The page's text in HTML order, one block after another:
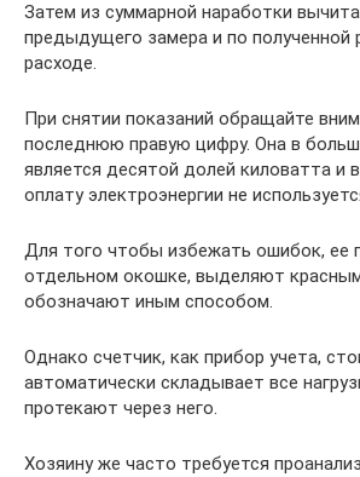
Затем из суммарной наработки
предыдущего замера и по полученной
расходе.
При снятии показаний обращайте
последнюю правую цифру. Она в
является десятой долей киловатта и
оплату электроэнергии не
Для того чтобы избежать ошибок, ее
отдельном окошке, выделяют
обозначают иным способом.
Однако счетчик, как прибор учета,
автоматически складывает все
протекают через него.
Хозяину же часто требуется